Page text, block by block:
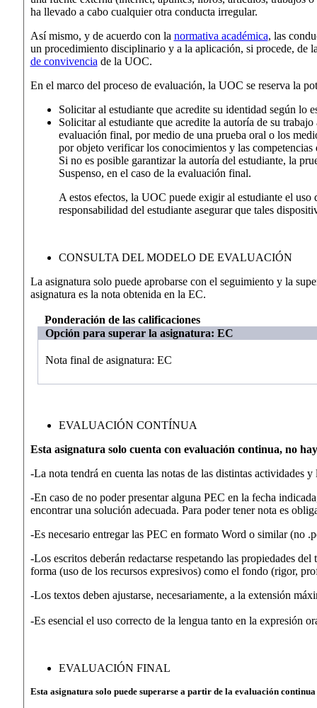
ha llevado a cabo cualquier otra conducta irregular.
Así mismo, y de acuerdo con la normativa académica, las
un procedimiento disciplinario y a la aplicación, si procede, de
de convivencia de la UOC.
En el marco del proceso de evaluación, la UOC se reserva la
Solicitar al estudiante que acredite su identidad según lo
Solicitar al estudiante que acredite la autoría de su
evaluación final, por medio de una prueba oral o los
por objeto verificar los conocimientos y las
Si no es posible garantizar la autoría del estudiante, la
Suspenso, en el caso de la evaluación final.
A estos efectos, la UOC puede exigir al estudiante el
responsabilidad del estudiante asegurar que tales
CONSULTA DEL MODELO DE EVALUACIÓN
La asignatura solo puede aprobarse con el seguimiento y la
asignatura es la nota obtenida en la EC.
Ponderación de las calificaciones
Opción para superar la asignatura: EC
Nota final de asignatura: EC
EVALUACIÓN CONTÍNUA
Esta asignatura solo cuenta con evaluación continua, no
-La nota tendrá en cuenta las notas de las distintas actividades
-En caso de no poder presentar alguna PEC en la fecha
encontrar una solución adecuada. Para poder tener nota es
-Es necesario entregar las PEC en formato Word o similar (no
-Los escritos deberán redactarse respetando las propiedades
forma (uso de los recursos expresivos) como el fondo (rigor,
-Los textos deben ajustarse, necesariamente, a la extensión
-Es esencial el uso correcto de la lengua tanto en la expresión
EVALUACIÓN FINAL
Esta asignatura solo puede superarse a partir de la evaluación continua